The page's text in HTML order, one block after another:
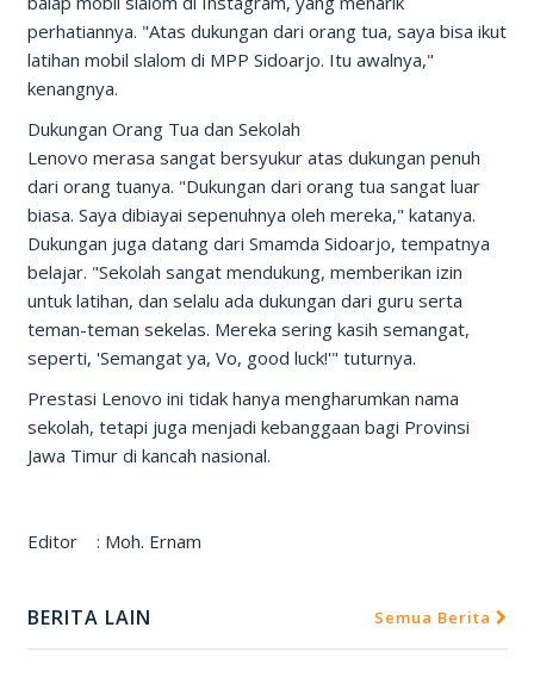
perhatiannya. "Atas dukungan dari orang tua, saya bisa ikut
latihan mobil slalom di MPP Sidoarjo. Itu awalnya,"
kenangnya.
Dukungan Orang Tua dan Sekolah
Lenovo merasa sangat bersyukur atas dukungan penuh
dari orang tuanya. "Dukungan dari orang tua sangat luar
biasa. Saya dibiayai sepenuhnya oleh mereka," katanya.
Dukungan juga datang dari Smamda Sidoarjo, tempatnya
belajar. "Sekolah sangat mendukung, memberikan izin
untuk latihan, dan selalu ada dukungan dari guru serta
teman-teman sekelas. Mereka sering kasih semangat,
seperti, 'Semangat ya, Vo, good luck!'" tuturnya.
Prestasi Lenovo ini tidak hanya mengharumkan nama
sekolah, tetapi juga menjadi kebanggaan bagi Provinsi
Jawa Timur di kancah nasional.
Editor : Moh. Ernam
BERITA LAIN Semua Berita